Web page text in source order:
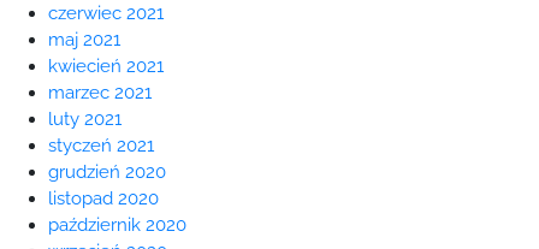
czerwiec 2021
maj 2021
kwiecień 2021
marzec 2021
luty 2021
styczeń 2021
grudzień 2020
listopad 2020
październik 2020